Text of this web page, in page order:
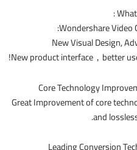
Wondershare Video
New Visual Design,
New product interface，better
Core Technology
Great Improvement of core
and